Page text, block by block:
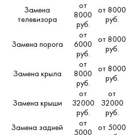
Замена
телевизора
от
8000
руб.
от 8000
руб.
Замена порога
от
6000
руб.
от 8000
руб.
Замена крыла
от
8000
руб.
от 8000
руб.
Замена крыши
от
32000
руб.
от
32000
руб.
Замена задней
от
5000
от 5000